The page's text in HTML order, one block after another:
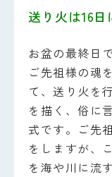
送り火は16日
お盆の最終日
ご先祖様の魂
て、送り火を
を描く、俗に
式です。ご先
をしますが、
を海や川に流